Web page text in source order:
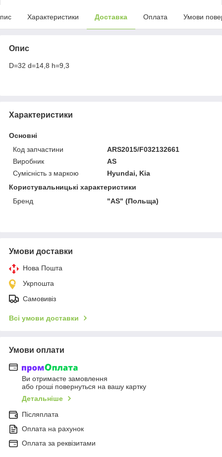
Характеристики Доставка Оплата Умови
Опис
D=32 d=14,8 h=9,3
Характеристики
Основні
Код запчастини
ARS2015/F032132661
Виробник
AS
Сумісність з маркою
Hyundai, Kia
Користувальницькі характеристики
Бренд
"AS" (Польща)
Умови доставки
Нова Пошта
Укрпошта
Самовивіз
Всі умови доставки
Умови оплати
Ви отримаєте замовлення
або гроші повернуться на вашу картку
Детальніше
Післяплата
Оплата на рахунок
Оплата за реквізитами